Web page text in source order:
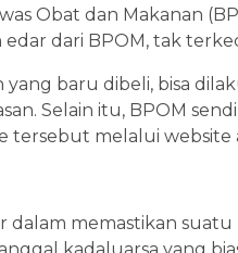
Obat dan Makanan
dari BPOM, tak
baru dibeli, bisa
Selain itu, BPOM
tersebut melalui website
dalam memastikan